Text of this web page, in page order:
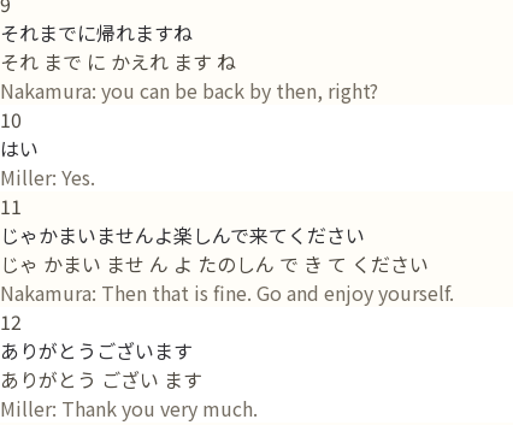
それまでに帰れますね
それ まで に かえれ ます ね
Nakamura: you can be back by then, right?
10
はい
Miller: Yes.
11
じゃかまいませんよ楽しんで来てください
じゃ かまい ませ ん よ たのしん で き て ください
Nakamura: Then that is fine. Go and enjoy yourself.
12
ありがとうございます
ありがとう ござい ます
Miller: Thank you very much.